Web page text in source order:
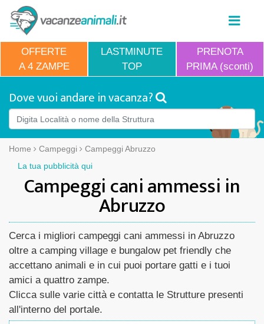
OFFERTE
A 4 ZAMPE
LASTMINUTE
TOP
PRENOTA
PRIMA (sconti)
Dove vuoi andare in vacanza?
Home Campeggi
Campeggi Abruzzo
La tua pubblicità qui
Campeggi cani ammessi in
Abruzzo
Cerca i migliori campeggi cani ammessi in Abruzzo
oltre a camping village e bungalow pet friendly che
accettano animali e in cui puoi portare gatti e i tuoi
amici a quattro zampe.
Clicca sulle varie città e contatta le Strutture presenti
all'interno del portale.